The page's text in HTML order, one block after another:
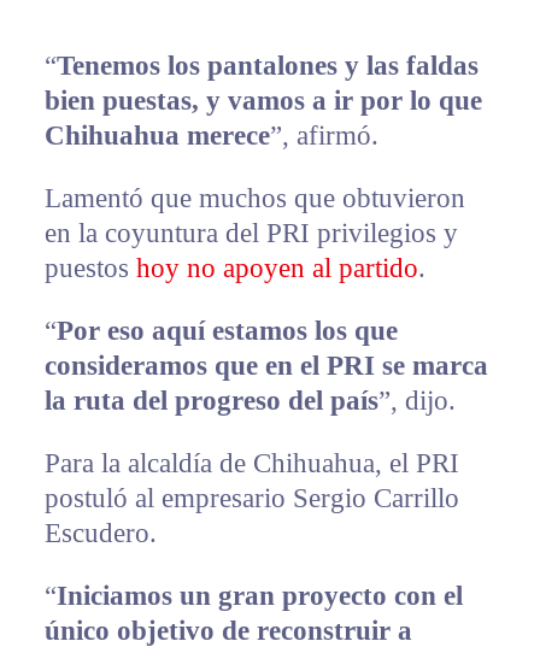
“Tenemos los pantalones y las faldas
bien puestas, y vamos a ir por lo que
Chihuahua merece”, afirmó.
Lamentó que muchos que obtuvieron
en la coyuntura del PRI privilegios y
puestos hoy no apoyen al partido.
“Por eso aquí estamos los que
consideramos que en el PRI se marca
la ruta del progreso del país”, dijo.
Para la alcaldía de Chihuahua, el PRI
postuló al empresario Sergio Carrillo
Escudero.
“Iniciamos un gran proyecto con el
único objetivo de reconstruir a